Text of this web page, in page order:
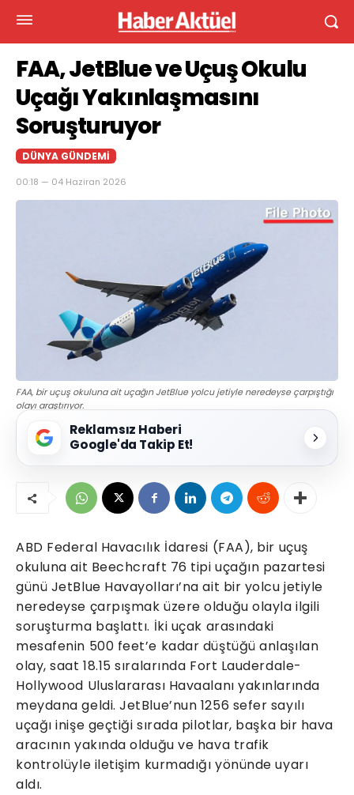
FAA, JetBlue ve Uçuş Okulu
Uçağı Yakınlaşmasını
Soruşturuyor
DÜNYA GÜNDEMI
00:18 — 04 Haziran 2026
FAA, bir uçuş okuluna ait uçağın JetBlue yolcu jetiyle neredeyse çarpıştığı
olayı araştırıyor.
Reklamsız Haberi
Google'da Takip Et!
ABD Federal Havacılık İdaresi (FAA), bir uçuş
okuluna ait Beechcraft 76 tipi uçağın pazartesi
günü JetBlue Havayolları’na ait bir yolcu jetiyle
neredeyse çarpışmak üzere olduğu olayla ilgili
soruşturma başlattı. İki uçak arasındaki
mesafenin 500 feet’e kadar düştüğü anlaşılan
olay, saat 18.15 sıralarında Fort Lauderdale-
Hollywood Uluslararası Havaalanı yakınlarında
meydana geldi. JetBlue’nun 1256 sefer sayılı
uçağı inişe geçtiği sırada pilotlar, başka bir hava
aracının yakında olduğu ve hava trafik
kontrolüyle iletişim kurmadığı yönünde uyarı
aldı.